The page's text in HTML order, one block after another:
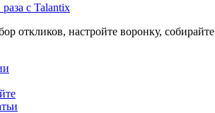
с Talantix
откликов, настройте воронку,